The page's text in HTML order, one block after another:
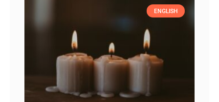
ENGLISH